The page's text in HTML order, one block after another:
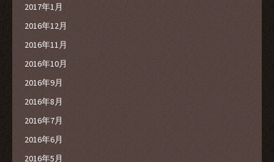
2017年1月
2016年12月
2016年11月
2016年10月
2016年9月
2016年8月
2016年7月
2016年6月
2016年5月